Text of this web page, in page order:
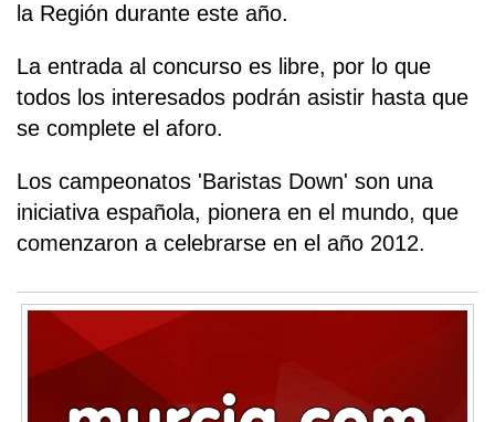
la Región durante este año.
La entrada al concurso es libre, por lo que
todos los interesados podrán asistir hasta que
se complete el aforo.
Los campeonatos 'Baristas Down' son una
iniciativa española, pionera en el mundo, que
comenzaron a celebrarse en el año 2012.